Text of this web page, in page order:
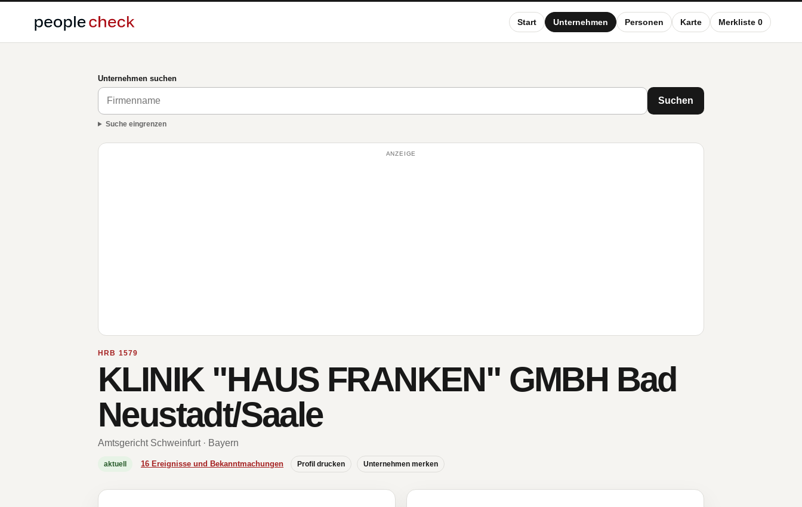
Start Unternehmen Personen Karte Merkliste 0
Unternehmen suchen
Suchen
Suche eingrenzen
ANZEIGE
HRB 1579
KLINIK "HAUS FRANKEN" GMBH Bad
Neustadt/Saale
Amtsgericht Schweinfurt · Bayern
aktuell 16 Ereignisse und Bekanntmachungen Profil drucken Unternehmen merken